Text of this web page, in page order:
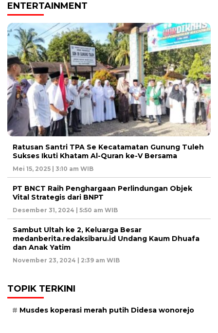
ENTERTAINMENT
Ratusan Santri TPA Se Kecatamatan Gunung Tuleh
Sukses Ikuti Khatam Al-Quran ke-V Bersama
Mei 15, 2025 | 3:10 am WIB
PT BNCT Raih Penghargaan Perlindungan Objek
Vital Strategis dari BNPT
Desember 31, 2024 | 5:50 am WIB
Sambut Ultah ke 2, Keluarga Besar
medanberita.redaksibaru.id Undang Kaum Dhuafa
dan Anak Yatim
November 23, 2024 | 2:39 am WIB
TOPIK TERKINI
Musdes koperasi merah putih Didesa wonorejo